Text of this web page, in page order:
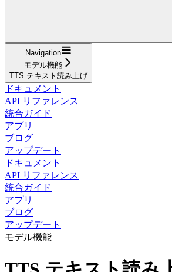
Navigation
モデル機能
TTS テキスト読み上げ
ドキュメント
API リファレンス
統合ガイド
アプリ
ブログ
アップデート
ドキュメント
API リファレンス
統合ガイド
アプリ
ブログ
アップデート
モデル機能